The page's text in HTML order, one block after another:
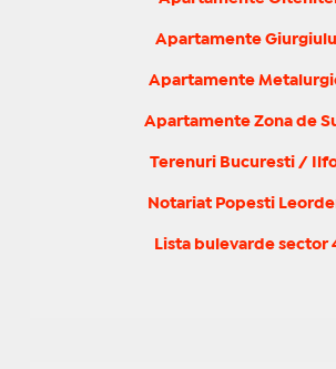
Apartamente
Apartamente
Apartamente Zona de
Terenuri Bucuresti /
Notariat Popesti
Lista bulevarde sector